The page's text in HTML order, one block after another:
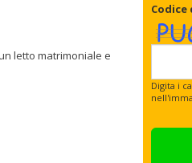
letto matrimoniale e
Codice
Digita i